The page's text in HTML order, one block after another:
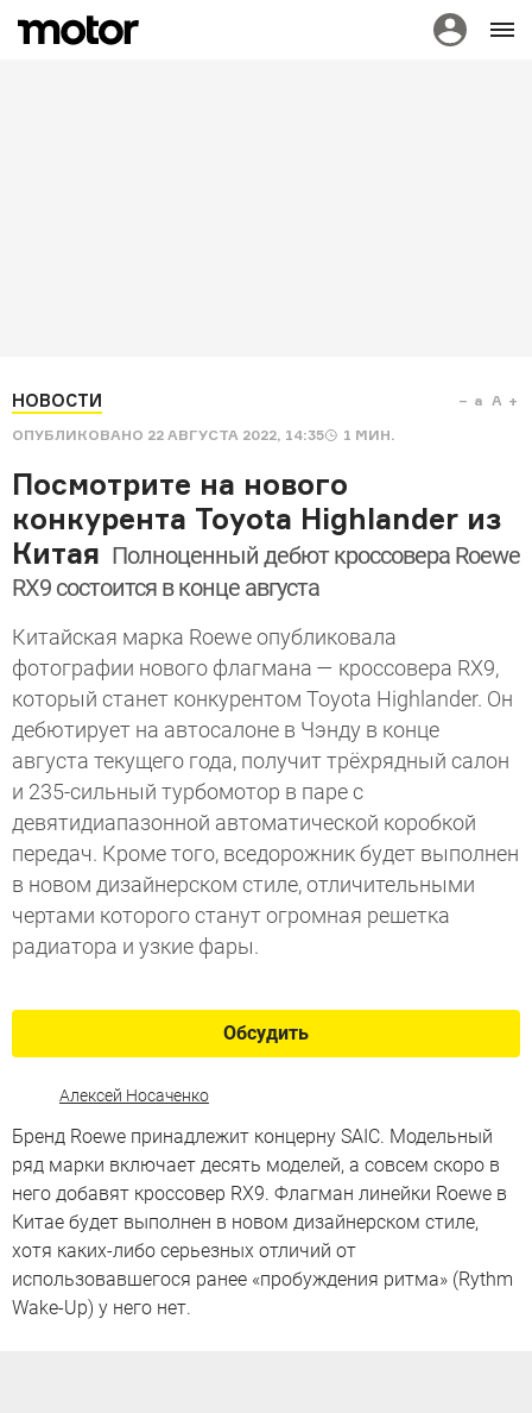
НОВОСТИ
ОПУБЛИКОВАНО 22 АВГУСТА 2022, 14:35 1 МИН.
a A
Посмотрите на нового
конкурента Toyota Highlander из
Китая Полноценный дебют кроссовера Roewe
RX9 состоится в конце августа
Китайская марка Roewe опубликовала
фотографии нового флагмана — кроссовера RX9,
который станет конкурентом Toyota Highlander. Он
дебютирует на автосалоне в Чэнду в конце
августа текущего года, получит трёхрядный салон
и 235-сильный турбомотор в паре с
девятидиапазонной автоматической коробкой
передач. Кроме того, вседорожник будет выполнен
в новом дизайнерском стиле, отличительными
чертами которого станут огромная решетка
радиатора и узкие фары.
Обсудить
Алексей Носаченко
Бренд Roewe принадлежит концерну SAIC. Модельный
ряд марки включает десять моделей, а совсем скоро в
него добавят кроссовер RX9. Флагман линейки Roewe в
Китае будет выполнен в новом дизайнерском стиле,
хотя каких-либо серьезных отличий от
использовавшегося ранее «пробуждения ритма» (Rythm
Wake-Up) у него нет.